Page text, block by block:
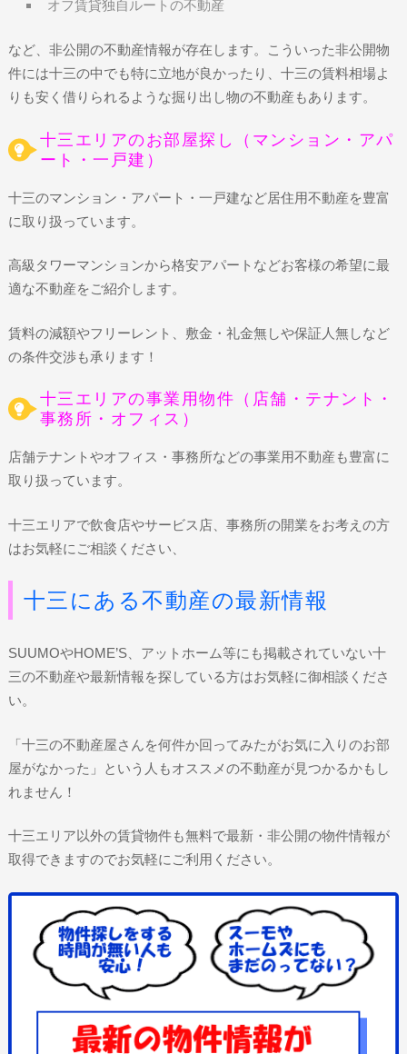
オフ賃貸独自ルートの不動産
など、非公開の不動産情報が存在します。こういった非公開物
件には十三の中でも特に立地が良かったり、十三の賃料相場よ
りも安く借りられるような掘り出し物の不動産もあります。
十三エリアのお部屋探し（マンション・アパ
ート・一戸建）
十三のマンション・アパート・一戸建など居住用不動産を豊富
に取り扱っています。
高級タワーマンションから格安アパートなどお客様の希望に最
適な不動産をご紹介します。
賃料の減額やフリーレント、敷金・礼金無しや保証人無しなど
の条件交渉も承ります！
十三エリアの事業用物件（店舗・テナント・
事務所・オフィス）
店舗テナントやオフィス・事務所などの事業用不動産も豊富に
取り扱っています。
十三エリアで飲食店やサービス店、事務所の開業をお考えの方
はお気軽にご相談ください、
十三にある不動産の最新情報
SUUMOやHOME’S、アットホーム等にも掲載されていない十
三の不動産や最新情報を探している方はお気軽に御相談くださ
い。
「十三の不動産屋さんを何件か回ってみたがお気に入りのお部
屋がなかった」という人もオススメの不動産が見つかるかもし
れません！
十三エリア以外の賃貸物件も無料で最新・非公開の物件情報が
取得できますのでお気軽にご利用ください。